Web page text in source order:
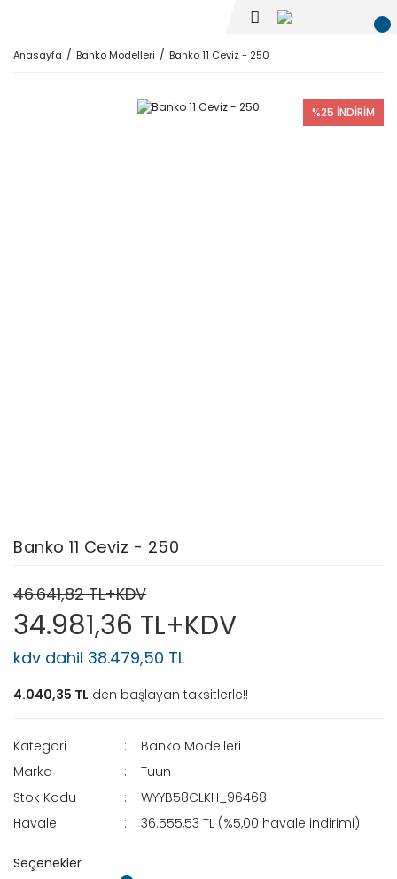
Anasayfa Banko Modelleri Banko 11 Ceviz - 250
%25 İNDİRİM
Banko 11 Ceviz - 250
46.641,82 TL+KDV
34.981,36 TL+KDV
kdv dahil 38.479,50 TL
4.040,35 TL den başlayan taksitlerle!!
Kategori
Banko Modelleri
Marka
Tuun
Stok Kodu
WYYB58CLKH_96468
Havale
36.555,53 TL (%5,00 havale indirimi)
Seçenekler